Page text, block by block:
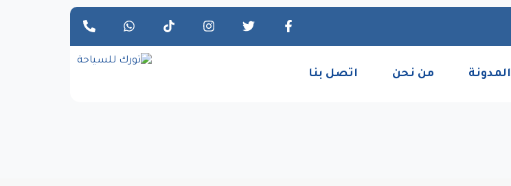
المدونة من نحن اتصل بنا